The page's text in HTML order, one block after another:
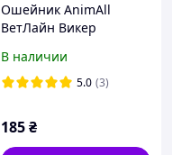
Ошейник AnimAll
ВетЛайн Викер
для кошек и собак 35
см Белая жемчужина
В наличии
5.0 (3)
185₴